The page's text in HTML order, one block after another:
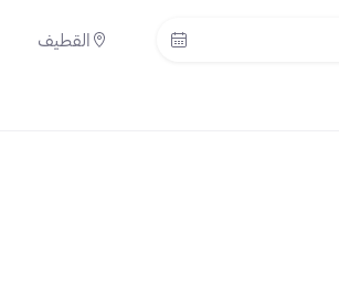
القطيف